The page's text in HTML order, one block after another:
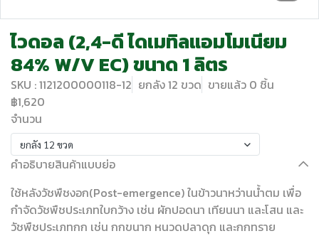
ไวดอล (2,4-ดี ไดเมทิลแอมโมเนียม
84% W/V EC) ขนาด 1 ลิตร
SKU : 1121200000118-12 ยกลัง 12 ขวด ขายแล้ว 0 ชิ้น
฿1,620
จำนวน
ยกลัง 12 ขวด
คำอธิบายสินค้าแบบย่อ
ใช้หลังวัชพืชงอก(Post-emergence) ในข้าวนาหว่านน้ำตม เพื่อ
กำจัดวัชพืชประเภทใบกว้าง เช่น ผักปอดนา เทียนนา และโสน และ
วัชพืชประเภทกก เช่น กกขนาก หนวดปลาดุก และกกทราย